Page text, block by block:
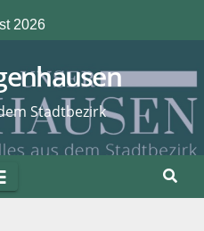
2026
Stadtbezirk